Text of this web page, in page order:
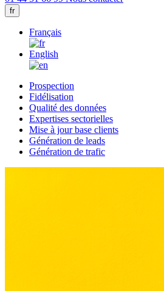
fr
Français
English
Prospection
Fidélisation
Qualité des données
Expertises sectorielles
Mise à jour base clients
Génération de leads
Génération de trafic